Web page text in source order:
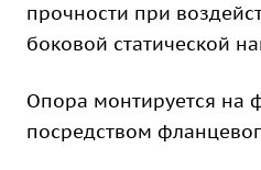
прочности при
боковой статической
Опора монтируется на
посредством